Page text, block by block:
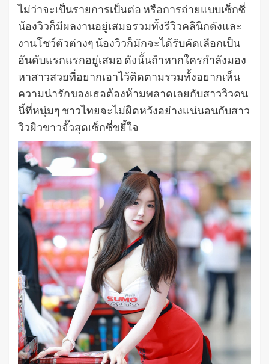
ไม่ว่าจะเป็นรายการเป็นต่อ หรือการถ่ายแบบเซ็กซี่
น้องวิวก็มีผลงานอยู่เสมอรวมทั้งรีวิวคลินิกดังและ
งานโชว์ตัวต่างๆ น้องวิวก็มักจะได้รับคัดเลือกเป็น
อันดับแรกแรกอยู่เสมอ ดังนั้นถ้าหากใครกำลังมอง
หาสาวสวยที่อยากเอาไว้ติดตามรวมทั้งอยากเห็น
ความน่ารักของเธอต้องห้ามพลาดเลยกับสาววิวคน
นี้ที่หนุ่มๆ ชาวไทยจะไม่ผิดหวังอย่างแน่นอนกับสาว
วิวผิวขาวจั๊วสุดเซ็กซี่ขยี้ใจ